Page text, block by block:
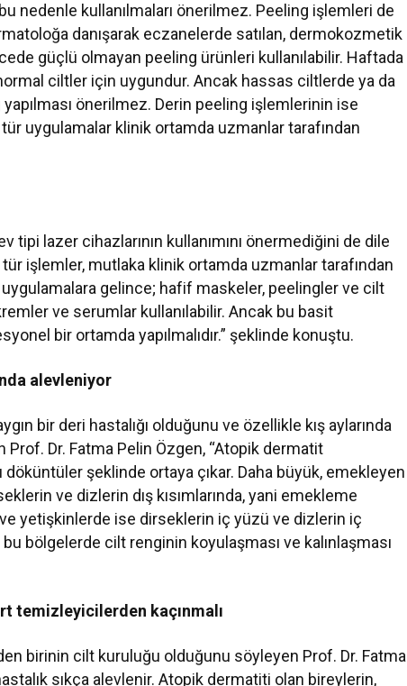
nedenle kullanılmaları önerilmez. Peeling işlemleri de
danışarak eczanelerde satılan, dermokozmetik
güçlü olmayan peeling ürünleri kullanılabilir. Haftada
ciltler için uygundur. Ancak hassas ciltlerde ya da
önerilmez. Derin peeling işlemlerinin ise
uygulamalar klinik ortamda uzmanlar tarafından
tipi lazer cihazlarının kullanımını önermediğini de dile
işlemler, mutlaka klinik ortamda uzmanlar tarafından
gelince; hafif maskeler, peelingler ve cilt
ve serumlar kullanılabilir. Ancak bu basit
bir ortamda yapılmalıdır.” şeklinde konuştu.
alevleniyor
bir deri hastalığı olduğunu ve özellikle kış aylarında
Dr. Fatma Pelin Özgen, “Atopik dermatit
döküntüler şeklinde ortaya çıkar. Daha büyük, emekleyen
ve dizlerin dış kısımlarında, yani emekleme
yetişkinlerde ise dirseklerin iç yüzü ve dizlerin iç
bölgelerde cilt renginin koyulaşması ve kalınlaşması
temizleyicilerden kaçınmalı
birinin cilt kuruluğu olduğunu söyleyen Prof. Dr. Fatma
sıkça alevlenir. Atopik dermatiti olan bireylerin,